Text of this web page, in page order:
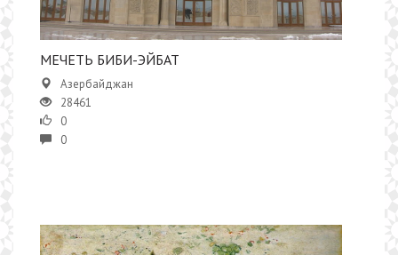
МЕЧЕТЬ БИБИ-ЭЙБАТ
Азербайджан
28461
0
0